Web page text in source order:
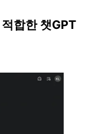
합한 챗GPT